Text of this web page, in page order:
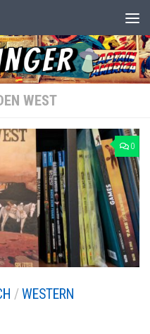
WEST
0
/WESTERN